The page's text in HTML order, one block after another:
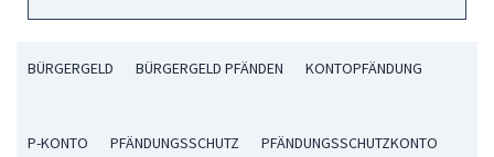
BÜRGERGELD BÜRGERGELD PFÄNDEN KONTOPFÄNDUNG
P-KONTO PFÄNDUNGSSCHUTZ PFÄNDUNGSSCHUTZKONTO